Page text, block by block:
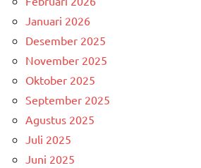
Januari 2026
Desember 2025
November 2025
Oktober 2025
September 2025
Agustus 2025
Juli 2025
Juni 2025